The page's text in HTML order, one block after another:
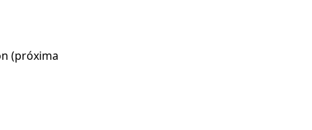
(próxima